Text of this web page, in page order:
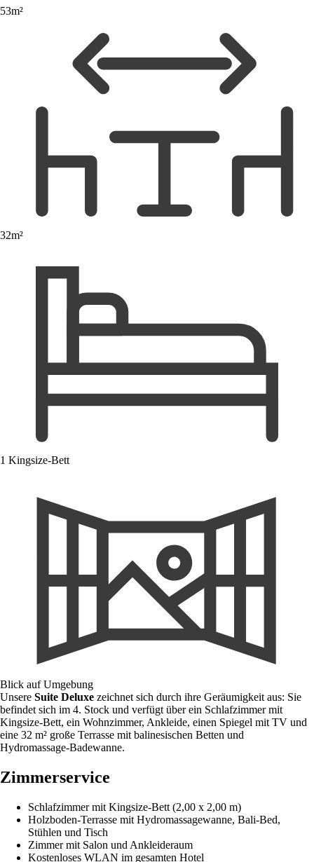
53m²
32m²
1 Kingsize-Bett
Blick auf Umgebung
Unsere Suite Deluxe zeichnet sich durch ihre Geräumigkeit aus: Sie
befindet sich im 4. Stock und verfügt über ein Schlafzimmer mit
Kingsize-Bett, ein Wohnzimmer, Ankleide, einen Spiegel mit TV und
eine 32 m² große Terrasse mit balinesischen Betten und
Hydromassage-Badewanne.
Zimmerservice
Schlafzimmer mit Kingsize-Bett (2,00 x 2,00 m)
Holzboden-Terrasse mit Hydromassagewanne, Bali-Bed,
Stühlen und Tisch
Zimmer mit Salon und Ankleideraum
Kostenloses WLAN im gesamten Hotel